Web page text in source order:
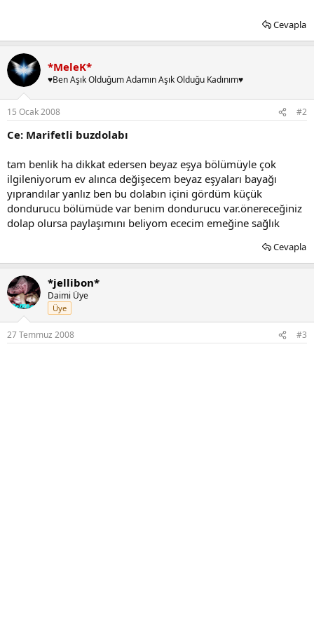
Cevapla
*MeleK*
♥Ben Aşık Olduğum Adamın Aşık Olduğu Kadınım♥
15 Ocak 2008 #2
Ce: Marifetli buzdolabı
tam benlik ha dikkat edersen beyaz eşya bölümüyle çok
ilgileniyorum ev alınca değişecem beyaz eşyaları bayağı
yıprandılar yanlız ben bu dolabın içini gördüm küçük
dondurucu bölümüde var benim dondurucu var.önereceğiniz
dolap olursa paylaşımını beliyom ececim emeğine sağlık
Cevapla
*jellibon*
Daimi Üye
Üye
27 Temmuz 2008 #3